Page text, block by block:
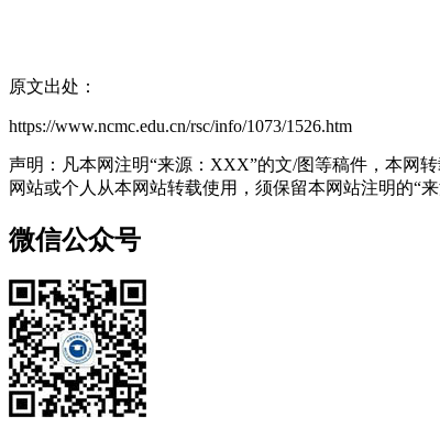
原文出处：
https://www.ncmc.edu.cn/rsc/info/1073/1526.htm
声明：凡本网注明“来源：XXX”的文/图等稿件，本网
网站或个人从本网站转载使用，须保留本网站注明的“
微信公众号